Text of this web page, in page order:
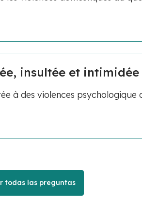
insultée et intimidée
à des violences psychologique
todas las preguntas